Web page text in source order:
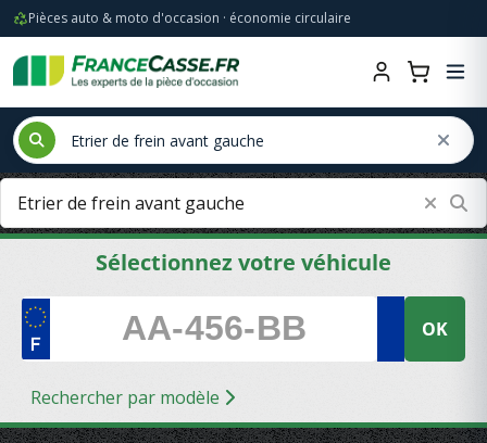
Pièces auto & moto d'occasion · économie circulaire
Sélectionnez votre véhicule
OK
Rechercher par modèle